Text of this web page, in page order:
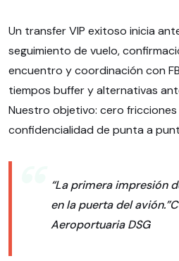
Un transfer VIP exitoso inicia
seguimiento de vuelo,
encuentro y coordinación con
tiempos buffer y alternativas
Nuestro objetivo: cero fricciones
confidencialidad de punta a
“La primera impresión
en la puerta del avión.”
Aeroportuaria DSG